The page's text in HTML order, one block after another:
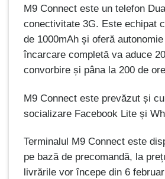
M9 Connect este un telefon
conectivitate 3G. Este echipat
de 1000mAh și oferă
încarcare completă va aduce
convorbire și pâna la 200 de
M9 Connect este prevăzut și
socializare Facebook Lite și
Terminalul M9 Connect este
pe bază de precomandă, la
livrările vor începe din 6